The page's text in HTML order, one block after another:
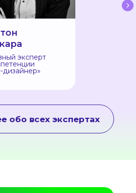
эксперт
дизайнер»
обо всех экспертах